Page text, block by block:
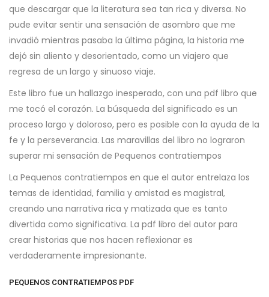
que descargar que la literatura sea tan rica y diversa. No
pude evitar sentir una sensación de asombro que me
invadió mientras pasaba la última página, la historia me
dejó sin aliento y desorientado, como un viajero que
regresa de un largo y sinuoso viaje.
Este libro fue un hallazgo inesperado, con una pdf libro que
me tocó el corazón. La búsqueda del significado es un
proceso largo y doloroso, pero es posible con la ayuda de la
fe y la perseverancia. Las maravillas del libro no lograron
superar mi sensación de Pequenos contratiempos
La Pequenos contratiempos en que el autor entrelaza los
temas de identidad, familia y amistad es magistral,
creando una narrativa rica y matizada que es tanto
divertida como significativa. La pdf libro del autor para
crear historias que nos hacen reflexionar es
verdaderamente impresionante.
PEQUENOS CONTRATIEMPOS PDF